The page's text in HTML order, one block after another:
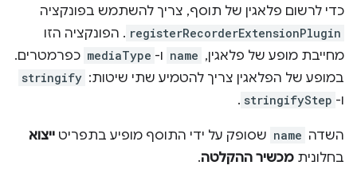
כדי לרשום פלאגין של תוסף, צריך להשתמש בפונקציה
registerRecorderExtensionPlugin . הפונקציה הזו
מחייבת מופע של פלאגין, name ו- mediaType כפרמטרים.
במופע של הפלאגין צריך להטמיע שתי שיטות: stringify
ו- stringifyStep
.
השדה name שסופק על ידי התוסף מופיע בתפריט ייצוא
בחלונית מכשיר ההקלטה.